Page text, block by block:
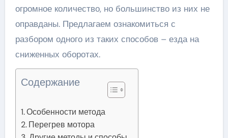
огромное количество, но большинство из них не
оправданы. Предлагаем ознакомиться с
разбором одного из таких способов – езда на
сниженных оборотах.
Содержание
Особенности метода
Перегрев мотора